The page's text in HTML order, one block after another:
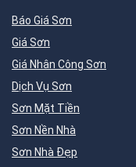
Báo Giá Sơn
Giá Sơn
Giá Nhân Công Sơn
Dịch Vụ Sơn
Sơn Mặt Tiền
Sơn Nền Nhà
Sơn Nhà Đẹp